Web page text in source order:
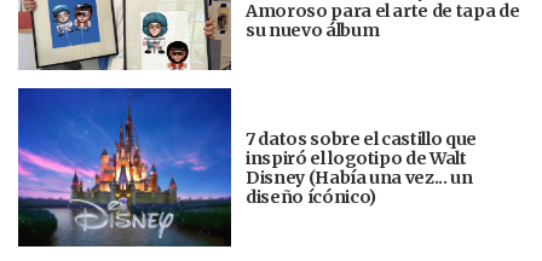
Amoroso para el arte de tapa de
su nuevo álbum
7 datos sobre el castillo que
inspiró el logotipo de Walt
Disney (Había una vez... un
diseño ícónico)